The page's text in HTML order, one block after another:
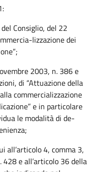
Consiglio, del 22
lizzazione dei
2003, n. 386 e
di “Attuazione della
commercializzazione
e in particolare
le modalità di de-
all’articolo 4, comma 3,
e all’articolo 36 della